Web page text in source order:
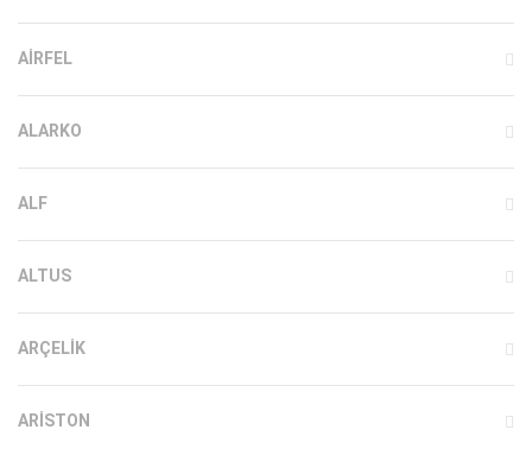
AIRFEL
ALARKO
ALF
ALTUS
ARÇELIK
ARISTON